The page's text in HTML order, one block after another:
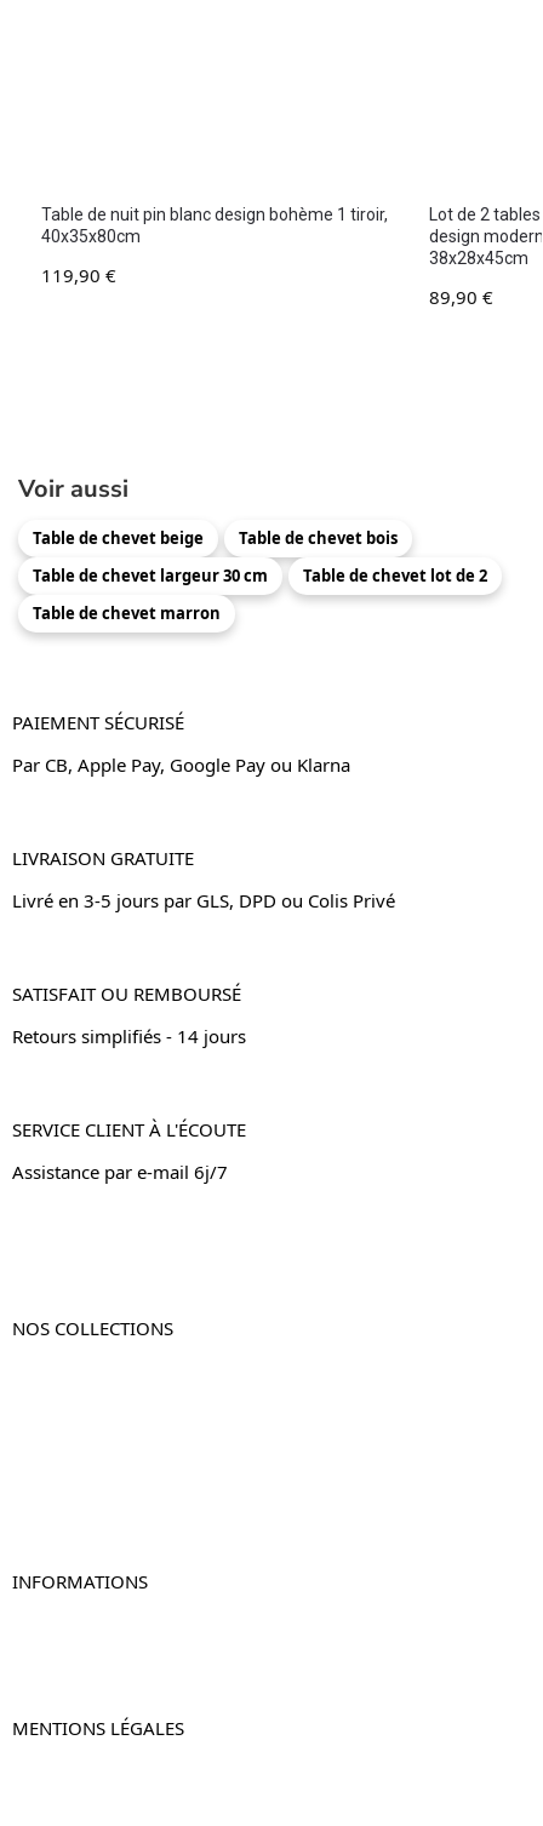
Table de nuit pin blanc design bohème 1 tiroir,
40x35x80cm
119,90 €
Lot de 2
design
38x28x45cm
89,90 €
Voir aussi
Table de chevet beige
Table de chevet bois
Table de chevet largeur 30 cm
Table de chevet lot de 2
Table de chevet marron
PAIEMENT SÉCURISÉ
Par CB, Apple Pay, Google Pay ou Klarna
LIVRAISON GRATUITE
Livré en 3-5 jours par GLS, DPD ou Colis Privé
SATISFAIT OU REMBOURSÉ
Retours simplifiés - 14 jours
SERVICE CLIENT À L'ÉCOUTE
Assistance par e-mail 6j/7
NOS COLLECTIONS
INFORMATIONS
MENTIONS LÉGALES